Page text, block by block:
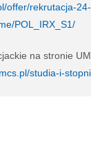
offer/rekrutacja-24-
POL_IRX_S1/
na stronie
studia-i-